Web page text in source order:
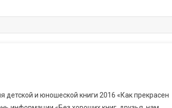
детской и юношеской книги 2016 «Как прекрасен